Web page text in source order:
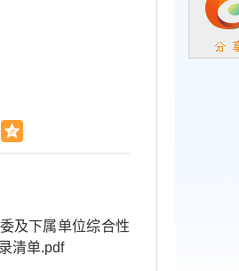
及下属单位综合性
清单.pdf